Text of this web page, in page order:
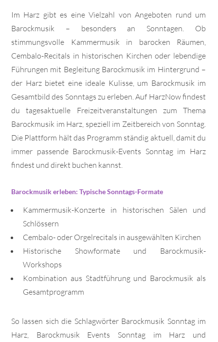
Im Harz gibt es eine Vielzahl von Angeboten rund um
Barockmusik – besonders an Sonntagen. Ob
stimmungsvolle Kammermusik in barocken Räumen,
Cembalo-Recitals in historischen Kirchen oder lebendige
Führungen mit Begleitung Barockmusik im Hintergrund –
der Harz bietet eine ideale Kulisse, um Barockmusik im
Gesamtbild des Sonntags zu erleben. Auf HarzNow findest
du tagesaktuelle Freizeitveranstaltungen zum Thema
Barockmusik im Harz, speziell im Zeitbereich von Sonntag.
Die Plattform hält das Programm ständig aktuell, damit du
immer passende Barockmusik-Events Sonntag im Harz
findest und direkt buchen kannst.
Barockmusik erleben: Typische Sonntags-Formate
Kammermusik-Konzerte in historischen Sälen und
Schlössern
Cembalo- oder Orgelrecitals in ausgewählten Kirchen
Historische Showformate und Barockmusik-
Workshops
Kombination aus Stadtführung und Barockmusik als
Gesamtprogramm
So lassen sich die Schlagwörter Barockmusik Sonntag im
Harz, Barockmusik Events Sonntag im Harz und